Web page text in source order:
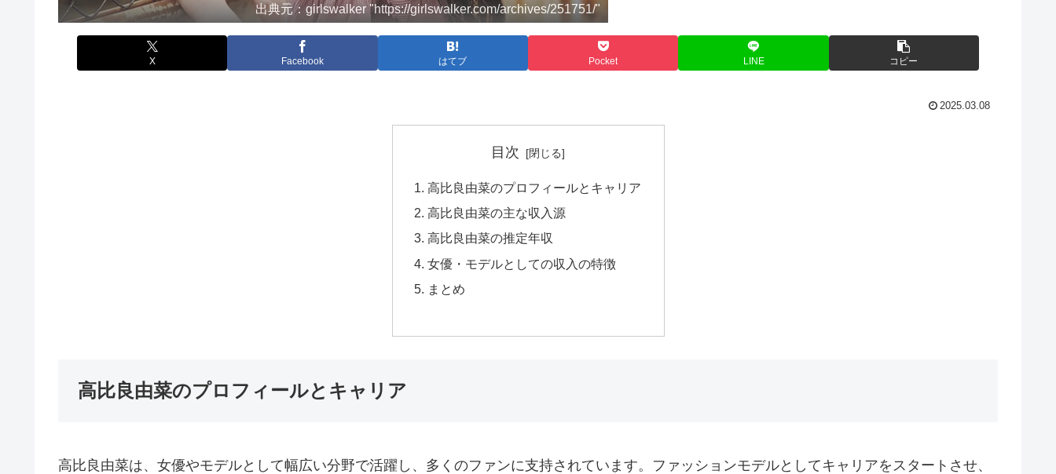
出典元：girlswalker "https://girlswalker.com/archives/251751/"
X Facebook はてブ Pocket LINE コピー
2025.03.08
目次
高比良由菜のプロフィールとキャリア
高比良由菜の主な収入源
高比良由菜の推定年収
女優・モデルとしての収入の特徴
まとめ
高比良由菜のプロフィールとキャリア
高比良由菜は、女優やモデルとして幅広い分野で活躍し、多くのファンに支持されています。ファッションモデルとしてキャリアをスタートさせ、